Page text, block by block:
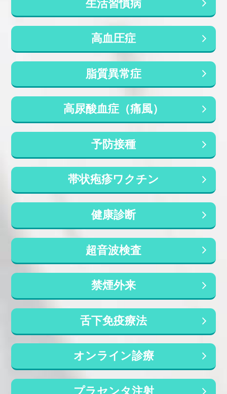
返り」｜脱水・ミネラル不足と隠れた
病気のサイン【田園調布・多摩川】
皆さま、こんにちは。竹内内科小児科医院 院
の夏、外来で「夜中に突然ふくらはぎがつっ
て、痛くて目が覚める」「明け方に足がつる
のが続いている」というご相談が増...
バナーからのネット予約だとクレジットカード登
録が必要となります。クレジットカード持ってい
ない方などは当院LINE＠に登録して頂けるとクレ
ジットカード情報不要でダイレクトに診察予約は
可能です。
※ 前日当日予約は予約時刻に対応困難な場合が
あります。新型コロナワクチン外来も始まってお
り、ご了承ください。
「診療予約はこちら」
「クリニックLINE公式アカウント作りま
臨時休診や臨時診療など月１～２回程度で最小限
のお知らせの予定です。ご登録お願い致します。
「クリニックLINE公式アカウント作りました」
当院の新型コロナウイルス（COVID-19）
感染症に対する対応と対策について
新型コロナウイルス（COVID-19）感染症が疑わ
んとは別のエリアおよび診察室を使用します。一
般患者さんと動線がまじわらないように配慮いた
ご理解のほど宜しくお願い致します。
生活習慣病
高血圧症
脂質異常症
高尿酸血症（痛風）
予防接種
帯状疱疹ワクチン
健康診断
超音波検査
禁煙外来
舌下免疫療法
オンライン診療
プラセンタ注射